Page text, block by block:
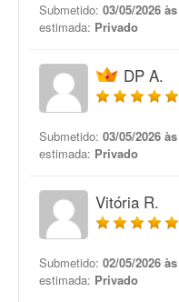
Submetido: 03/05/2026
estimada: Privado
DP A.
Submetido: 03/05/2026
estimada: Privado
Vitória R.
Submetido: 02/05/2026
estimada: Privado